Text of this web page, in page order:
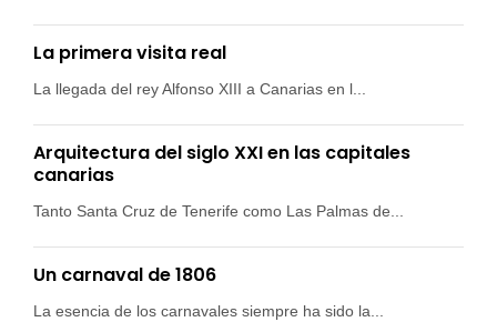
La primera visita real
La llegada del rey Alfonso XIII a Canarias en l...
Arquitectura del siglo XXI en las capitales
canarias
Tanto Santa Cruz de Tenerife como Las Palmas de...
Un carnaval de 1806
La esencia de los carnavales siempre ha sido la...